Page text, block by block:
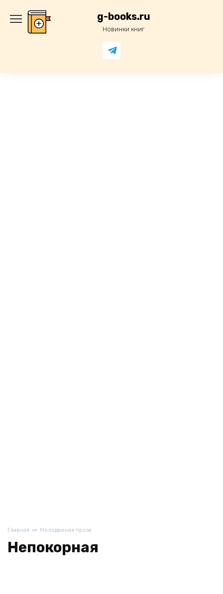
содержанию
g-books.ru
Новинки книг
Главная Молодежная проза
Непокорная